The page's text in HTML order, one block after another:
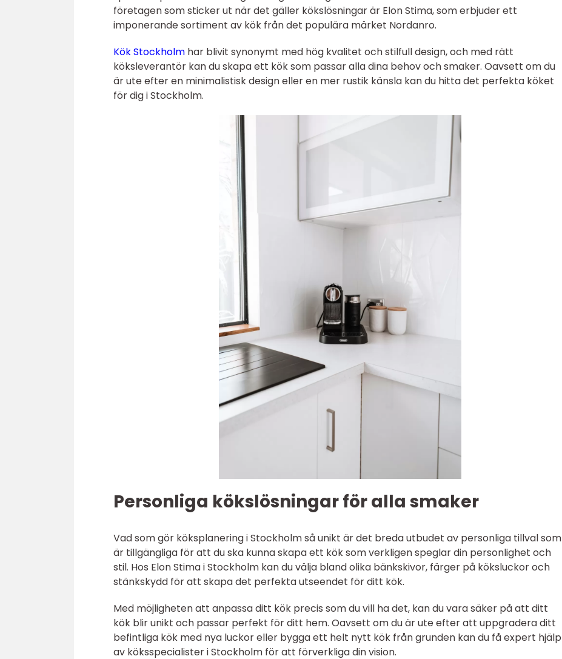
företagen som sticker ut när det gäller kökslösningar är Elon Stima, som erbjuder ett
imponerande sortiment av kök från det populära märket Nordanro.
Kök Stockholm har blivit synonymt med hög kvalitet och stilfull design, och med rätt
köksleverantör kan du skapa ett kök som passar alla dina behov och smaker. Oavsett om du
är ute efter en minimalistisk design eller en mer rustik känsla kan du hitta det perfekta köket
för dig i Stockholm.
Personliga kökslösningar för alla smaker
Vad som gör köksplanering i Stockholm så unikt är det breda utbudet av personliga tillval som
är tillgängliga för att du ska kunna skapa ett kök som verkligen speglar din personlighet och
stil. Hos Elon Stima i Stockholm kan du välja bland olika bänkskivor, färger på köksluckor och
stänkskydd för att skapa det perfekta utseendet för ditt kök.
Med möjligheten att anpassa ditt kök precis som du vill ha det, kan du vara säker på att ditt
kök blir unikt och passar perfekt för ditt hem. Oavsett om du är ute efter att uppgradera ditt
befintliga kök med nya luckor eller bygga ett helt nytt kök från grunden kan du få expert hjälp
av köksspecialister i Stockholm för att förverkliga din vision.